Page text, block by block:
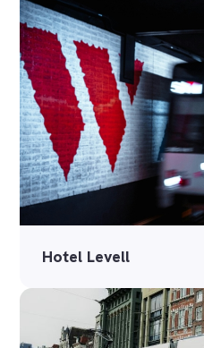
Hotel Levell